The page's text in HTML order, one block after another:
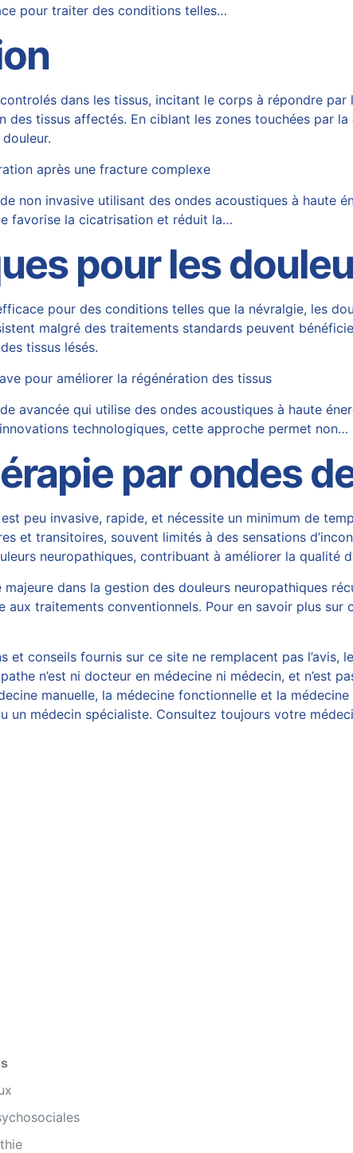
pour traiter des conditions telles…
dans les tissus, incitant le corps à répondre
tissus affectés. En ciblant les zones touchées par
après une fracture complexe
non invasive utilisant des ondes acoustiques à haute
favorise la cicatrisation et réduit la…
pour les
pour des conditions telles que la névralgie, les
malgré des traitements standards peuvent
tissus lésés.
pour améliorer la régénération des tissus
avancée qui utilise des ondes acoustiques à haute
technologiques, cette approche permet non…
par ondes
peu invasive, rapide, et nécessite un minimum de
et transitoires, souvent limités à des sensations
neuropathiques, contribuant à améliorer la qualité
dans la gestion des douleurs neuropathiques
traitements conventionnels. Pour en savoir plus
et conseils fournis sur ce site ne remplacent pas l’avis,
n’est ni docteur en médecine ni médecin, et n’est
manuelle, la médecine fonctionnelle et la
médecin spécialiste. Consultez toujours votre